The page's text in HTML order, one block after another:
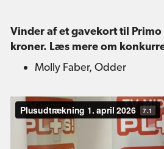
Vinder af et gavekort til Primo
kroner. Læs mere om
Molly Faber, Odder